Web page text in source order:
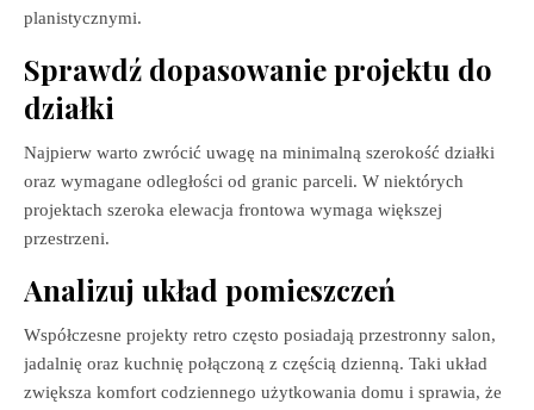
planistycznymi.
Sprawdź dopasowanie projektu do
działki
Najpierw warto zwrócić uwagę na minimalną szerokość działki
oraz wymagane odległości od granic parceli. W niektórych
projektach szeroka elewacja frontowa wymaga większej
przestrzeni.
Analizuj układ pomieszczeń
Współczesne projekty retro często posiadają przestronny salon,
jadalnię oraz kuchnię połączoną z częścią dzienną. Taki układ
zwiększa komfort codziennego użytkowania domu i sprawia, że